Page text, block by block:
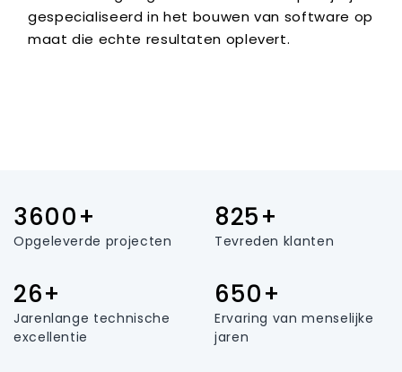
gespecialiseerd in het bouwen van software op
maat die echte resultaten oplevert.
3600+
Opgeleverde projecten
825+
Tevreden klanten
26+
Jarenlange technische
excellentie
650+
Ervaring van menselijke
jaren